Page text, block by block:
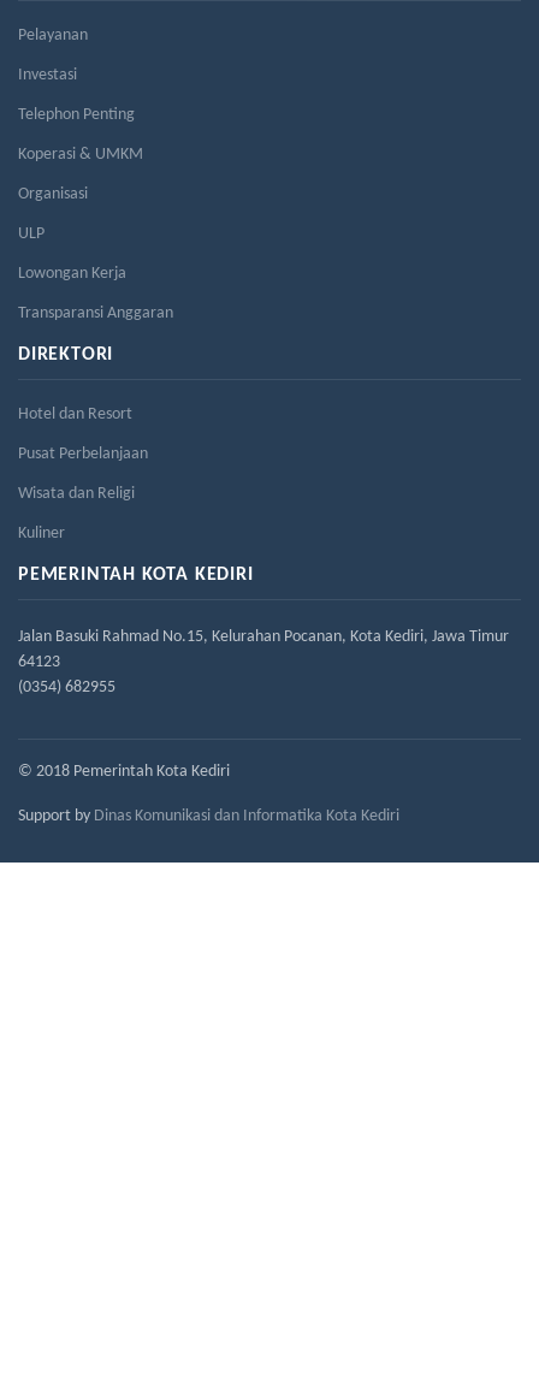
Pelayanan
Investasi
Telephon Penting
Koperasi & UMKM
Organisasi
ULP
Lowongan Kerja
Transparansi Anggaran
DIREKTORI
Hotel dan Resort
Pusat Perbelanjaan
Wisata dan Religi
Kuliner
PEMERINTAH KOTA KEDIRI
Jalan Basuki Rahmad No.15, Kelurahan Pocanan, Kota Kediri, Jawa Timur
64123
(0354) 682955
© 2018 Pemerintah Kota Kediri
Support by Dinas Komunikasi dan Informatika Kota Kediri